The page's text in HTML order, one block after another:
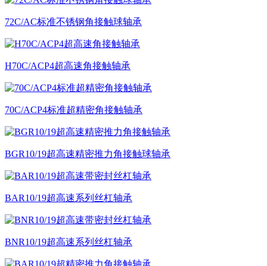
72C/AC标准不锈钢角接触球轴承
H70C/ACP4超高速角接触轴承
70C/ACP4标准超精密角接触轴承
BGR10/19超高速精密推力角接触球轴承
BAR10/19超高速系列丝杠轴承
BNR10/19超高速系列丝杠轴承